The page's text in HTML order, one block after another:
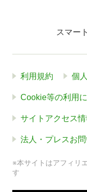
スマー
利用規約 個
Cookie等の利用
サイトアクセス
法人・プレスお
※本サイトはアフィリ
す